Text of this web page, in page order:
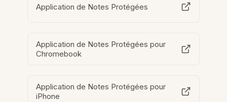
Application de Notes Protégées
Application de Notes Protégées pour
Chromebook
Application de Notes Protégées pour
iPhone